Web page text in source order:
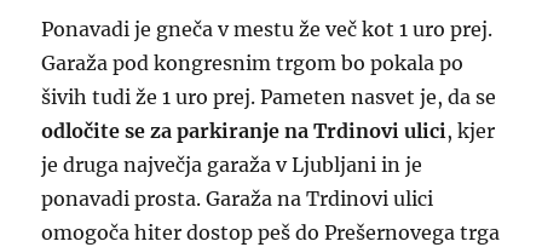
Ponavadi je gneča v mestu že več kot 1 uro prej.
Garaža pod kongresnim trgom bo pokala po
šivih tudi že 1 uro prej. Pameten nasvet je, da se
odločite se za parkiranje na Trdinovi ulici , kjer
je druga največja garaža v Ljubljani in je
ponavadi prosta. Garaža na Trdinovi ulici
omogoča hiter dostop peš do Prešernovega trga